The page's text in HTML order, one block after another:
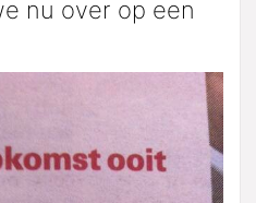
nu over op een